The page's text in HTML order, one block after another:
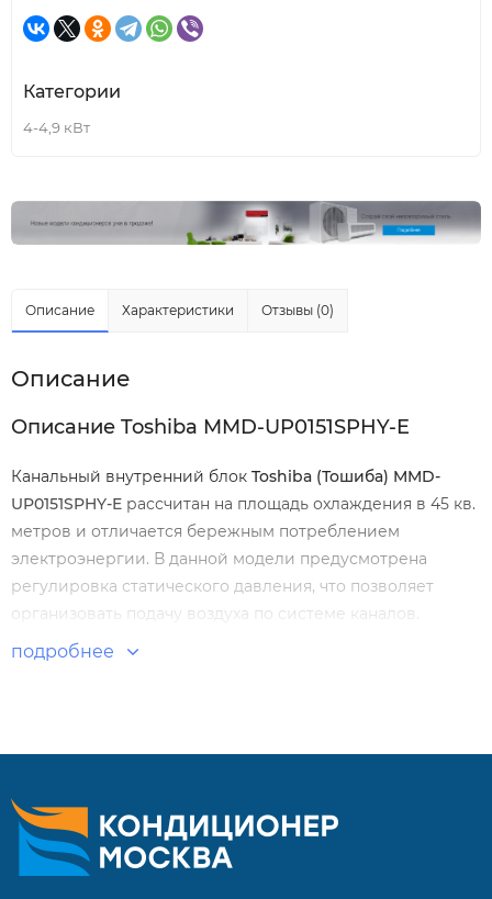
Категории
4-4,9 кВт
Описание Характеристики Отзывы (0)
Описание
Описание Toshiba MMD-UP0151SPHY-E
Канальный внутренний блок Toshiba (Тошиба) MMD-
UP0151SPHY-E рассчитан на площадь охлаждения в 45 кв.
метров и отличается бережным потреблением
электроэнергии. В данной модели предусмотрена
регулировка статического давления, что позволяет
организовать подачу воздуха по системе каналов.
Особенности и преимущества:
Можно незаметно интегрировать в подвесные потолки
5-ступенчатый вентилятор Whisper
Внешнее статическое давление регулируется до 50 Па
подробнее